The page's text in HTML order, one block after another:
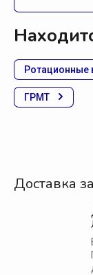
Ротационные
ГРМТ
Доставка